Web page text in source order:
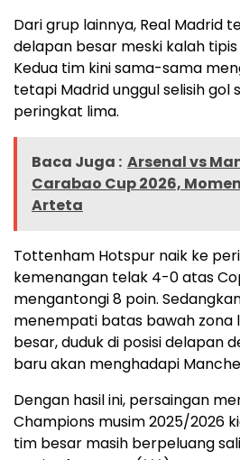
Dari grup lainnya, Real Madrid
delapan besar meski kalah tipis
Kedua tim kini sama-sama
tetapi Madrid unggul selisih gol
peringkat lima.
Baca Juga : Arsenal vs
Carabao Cup 2026,
Arteta
Tottenham Hotspur naik ke
kemenangan telak 4-0 atas
mengantongi 8 poin.
menempati batas bawah zona
besar, duduk di posisi delapan
baru akan menghadapi
Dengan hasil ini, persaingan
Champions musim 2025/2026
tim besar masih berpeluang